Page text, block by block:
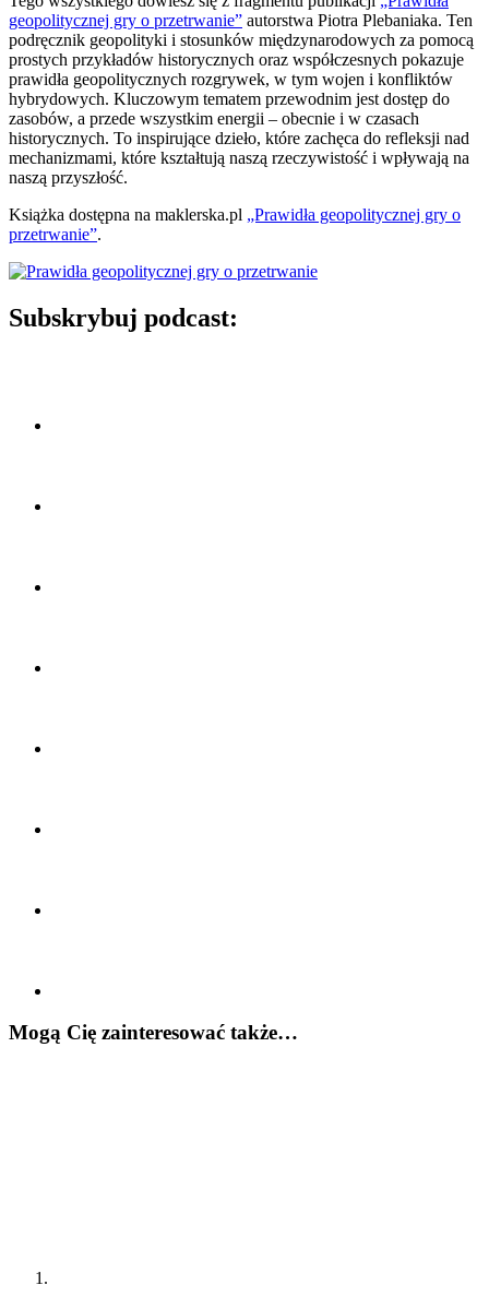
geopolitycznej gry o przetrwanie” autorstwa Piotra Plebaniaka. Ten
podręcznik geopolityki i stosunków międzynarodowych za pomocą
prostych przykładów historycznych oraz współczesnych pokazuje
prawidła geopolitycznych rozgrywek, w tym wojen i konfliktów
hybrydowych. Kluczowym tematem przewodnim jest dostęp do
zasobów, a przede wszystkim energii – obecnie i w czasach
historycznych. To inspirujące dzieło, które zachęca do refleksji nad
mechanizmami, które kształtują naszą rzeczywistość i wpływają na
naszą przyszłość.
Książka dostępna na maklerska.pl „Prawidła geopolitycznej gry o
przetrwanie”.
Subskrybuj podcast:
Mogą Cię zainteresować także…